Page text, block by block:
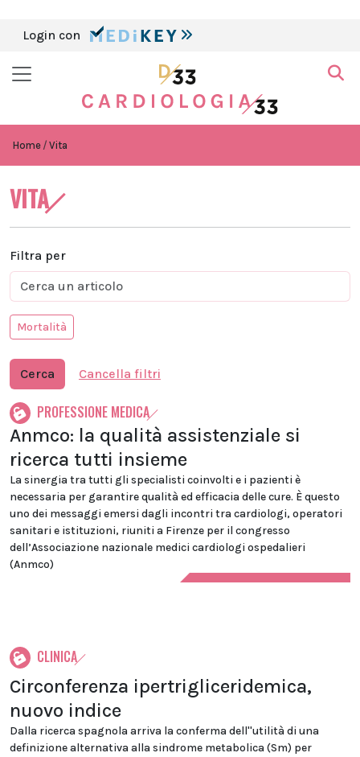
Login con
Home Vita
VITA
Filtra per
Mortalità
Cerca Cancella filtri
PROFESSIONE MEDICA
Anmco: la qualità assistenziale si
ricerca tutti insieme
La sinergia tra tutti gli specialisti coinvolti e i pazienti è
necessaria per garantire qualità ed efficacia delle cure. È questo
uno dei messaggi emersi dagli incontri tra cardiologi, operatori
sanitari e istituzioni, riuniti a Firenze per il congresso
dell’Associazione nazionale medici cardiologi ospedalieri
(Anmco)
CLINICA
Circonferenza ipertrigliceridemica,
nuovo indice
Dalla ricerca spagnola arriva la conferma dell''utilità di una
definizione alternativa alla sindrome metabolica (Sm) per